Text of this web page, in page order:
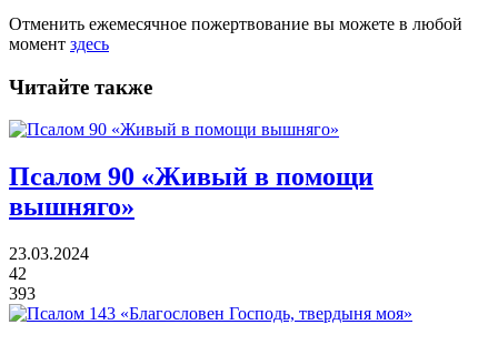
Отменить ежемесячное пожертвование вы можете в любой
момент здесь
Читайте также
Псалом 90 «Живый в помощи
вышняго»
23.03.2024
42
393